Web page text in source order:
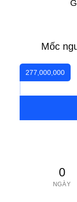
Mốc
277,000,000
0
NGÀY